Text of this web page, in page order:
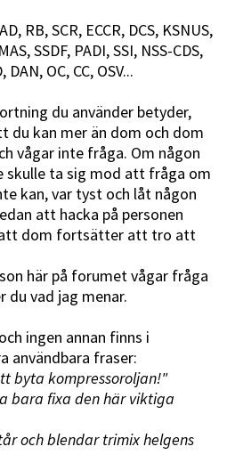
RB, SCR, ECCR, DCS, KSNUS,
SSDF, PADI, SSI, NSS-CDS,
DAN, OC, CC, OSV...
du använder betyder,
kan mer än dom och dom
vågar inte fråga. Om någon
skulle ta sig mod att fråga om
kan, var tyst och låt någon
att hacka på personen
dom fortsätter att tro att
här på forumet vågar fråga
du vad jag menar.
ingen annan finns i
användbara fraser:
byta kompressoroljan!"
bara fixa den här viktiga
och blendar trimix helgens